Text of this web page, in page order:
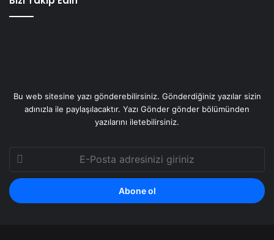
Bu web sitesine yazı gönderebilirsiniz. Gönderdiğiniz yazılar sizin
adınızla ile paylaşılacaktır. Yazı Gönder gönder bölümünden
yazılarını iletebilirsiniz.
Posta
adresinizi
giriniz